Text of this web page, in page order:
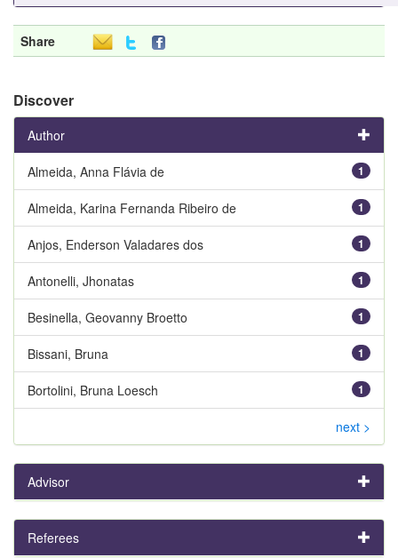
Share
Discover
Author
1
Almeida, Anna Flávia de
1
Almeida, Karina Fernanda Ribeiro de
1
Anjos, Enderson Valadares dos
1
Antonelli, Jhonatas
1
Besinella, Geovanny Broetto
1
Bissani, Bruna
1
Bortolini, Bruna Loesch
next >
Advisor
Referees